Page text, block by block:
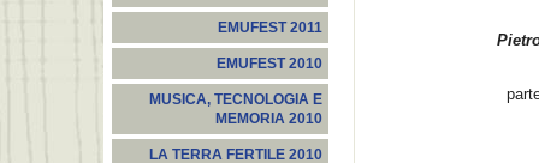
EMUFEST 2011
EMUFEST 2010
MUSICA, TECNOLOGIA E
MEMORIA 2010
LA TERRA FERTILE 2010